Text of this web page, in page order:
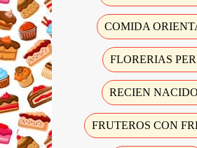
COMIDA
FLORERIAS
RECIEN
FRUTEROS CON